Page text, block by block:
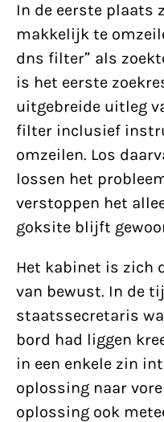
In de eerste plaats
makkelijk te
dns filter” als
is het eerste
uitgebreide uitleg
filter inclusief
omzeilen. Los
lossen het
verstoppen het
goksite blijft
Het kabinet is zich
van bewust. In de
staatssecretaris
bord had liggen
in een enkele zin
oplossing naar
oplossing ook